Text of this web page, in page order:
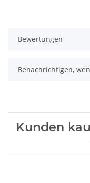
Bewertungen
Benachrichtigen,
Kunden